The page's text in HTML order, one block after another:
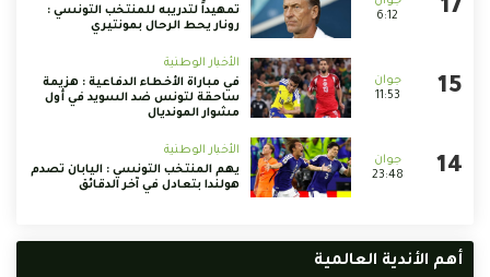
6:12
تمهيداً لتدريبه للمنتخب التونسي :
رونار يحط الرحال بمونتيري
11:53
الأخبار الوطنية
في مباراة الأخطاء الدفاعية : هزيمة
ساحقة لتونس ضد السويد في أول
مشوار المونديال
23:48
الأخبار الوطنية
يهم المنتخب التونسي : اليابان تصدم
هولندا بتعادل في آخر الدقائق
أهم الأندية العالمية